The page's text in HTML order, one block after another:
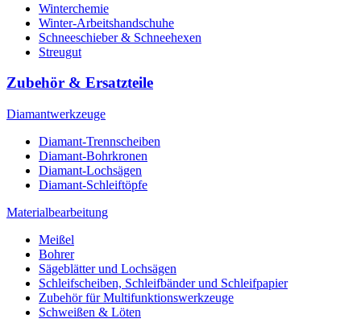
Winterchemie
Winter-Arbeitshandschuhe
Schneeschieber & Schneehexen
Streugut
Zubehör & Ersatzteile
Diamantwerkzeuge
Diamant-Trennscheiben
Diamant-Bohrkronen
Diamant-Lochsägen
Diamant-Schleiftöpfe
Materialbearbeitung
Meißel
Bohrer
Sägeblätter und Lochsägen
Schleifscheiben, Schleifbänder und Schleifpapier
Zubehör für Multifunktionswerkzeuge
Schweißen & Löten